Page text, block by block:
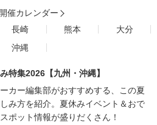
催カレンダー
長崎 熊本
大分
沖縄
特集2026【九州・沖縄】
カー編集部がおすすめする、この夏
み方を紹介。夏休みイベント＆おで
ポット情報が盛りだくさん！